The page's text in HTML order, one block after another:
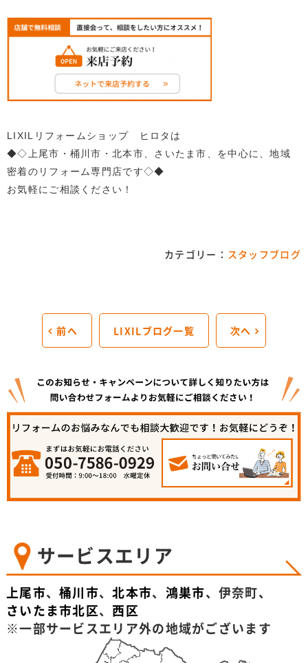
LIXILリフォームショップ ヒロタは
◆◇上尾市・桶川市・北本市、さいたま市、を中心に、地域
密着のリフォーム専門店です◇◆
お気軽にご相談ください！
カテゴリー： スタッフブログ
前へ LIXILブログ一覧 次へ
サービスエリア
上尾市、桶川市、北本市、 鴻巣市、伊奈町、
さいたま市北区、 西区
※一部サービスエリア外の地域がございます